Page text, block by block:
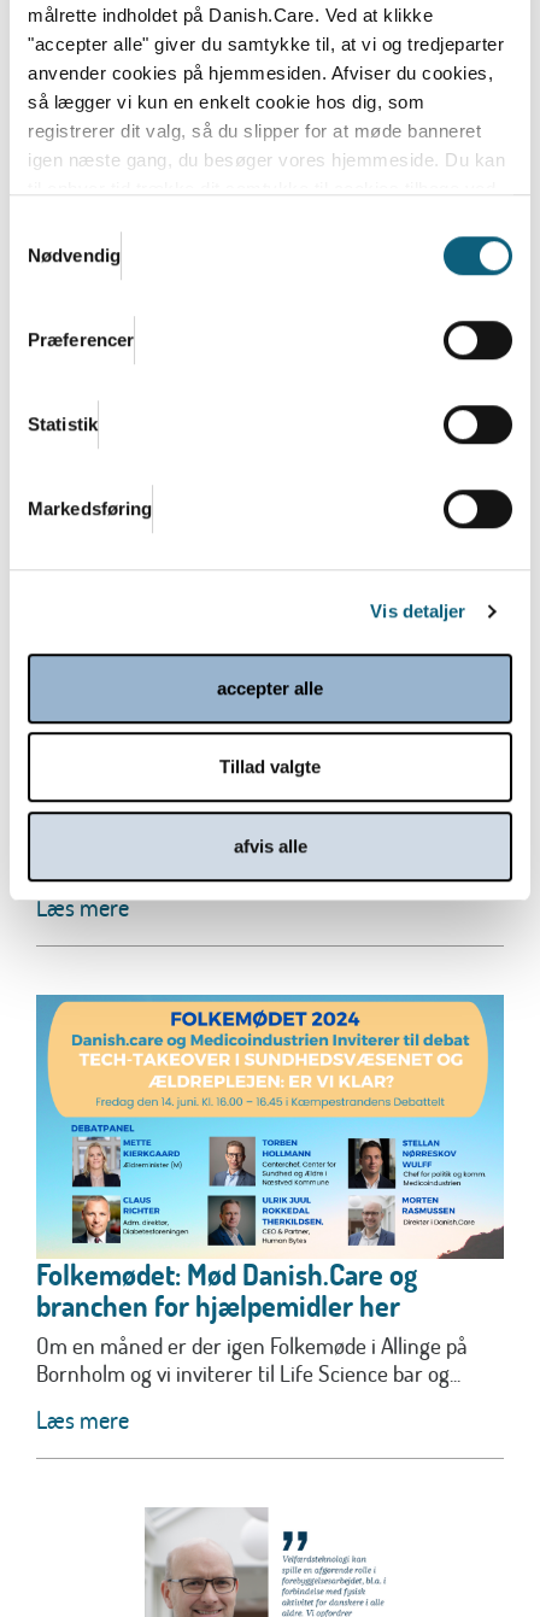
målrette indholdet på Danish.Care. Ved at klikke
"accepter alle" giver du samtykke til, at vi og tredjeparter
anvender cookies på hjemmesiden. Afviser du cookies,
så lægger vi kun en enkelt cookie hos dig, som
registrerer dit valg, så du slipper for at møde banneret
igen næste gang, du besøger vores hjemmeside. Du kan
Danish.Cares privatlivs- og cookiepolitik
Nødvendig
Præferencer
Statistik
Markedsføring
Vis detaljer
accepter alle
Tillad valgte
afvis alle
Danish.Care på Folkemødet 2024
Folkemødet i Allinge blev endnu en gang nogle rigtig
Læs mere
Kom til Velfærdsteknologidage 2024
Danish.Care inviterer til Velfærdsteknologidage
2024 i samarbejde med Videnscenter for...
Læs mere
Folkemødet: Mød Danish.Care og
branchen for hjælpemidler her
Om en måned er der igen Folkemøde i Allinge på
Bornholm og vi inviterer til Life Science bar og...
Læs mere